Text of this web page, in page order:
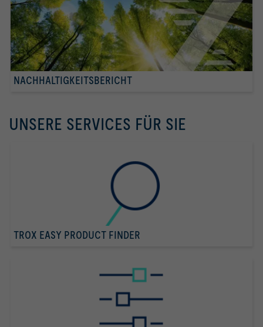
NACHHALTIGKEITSBERICHT
UNSERE SERVICES FÜR SIE
TROX EASY PRODUCT FINDER